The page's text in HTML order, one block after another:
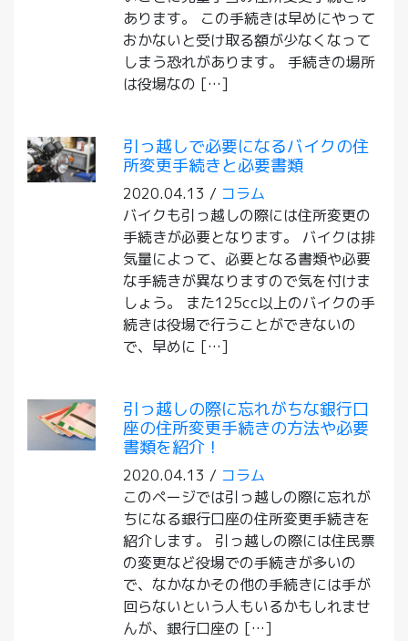
あります。 この手続きは早めにやって
おかないと受け取る額が少なくなって
しまう恐れがあります。 手続きの場所
は役場なの […]
引っ越しで必要になるバイクの住
所変更手続きと必要書類
2020.04.13 / コラム
バイクも引っ越しの際には住所変更の
手続きが必要となります。 バイクは排
気量によって、必要となる書類や必要
な手続きが異なりますので気を付けま
しょう。 また125cc以上のバイクの手
続きは役場で行うことができないの
で、早めに […]
引っ越しの際に忘れがちな銀行口
座の住所変更手続きの方法や必要
書類を紹介！
2020.04.13 / コラム
このページでは引っ越しの際に忘れが
ちになる銀行口座の住所変更手続きを
紹介します。 引っ越しの際には住民票
の変更など役場での手続きが多いの
で、なかなかその他の手続きには手が
回らないという人もいるかもしれませ
んが、銀行口座の […]